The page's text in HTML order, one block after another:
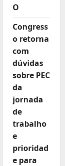
O
Congress
o retorna
com
dúvidas
sobre PEC
da
jornada
de
trabalho
e
prioridad
e para